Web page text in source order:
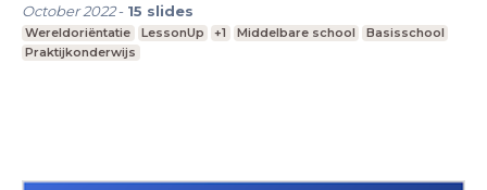
October 2022- 15 slides
Wereldoriëntatie LessonUp +1 Middelbare school
Basisschool
Praktijkonderwijs